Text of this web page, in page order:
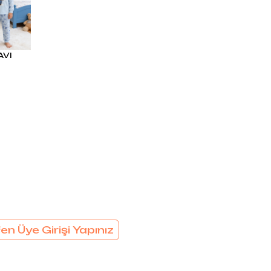
SÜTYEN TAKIM
KADIN
ÇAMAŞIR
Üye Girişi Yapınız